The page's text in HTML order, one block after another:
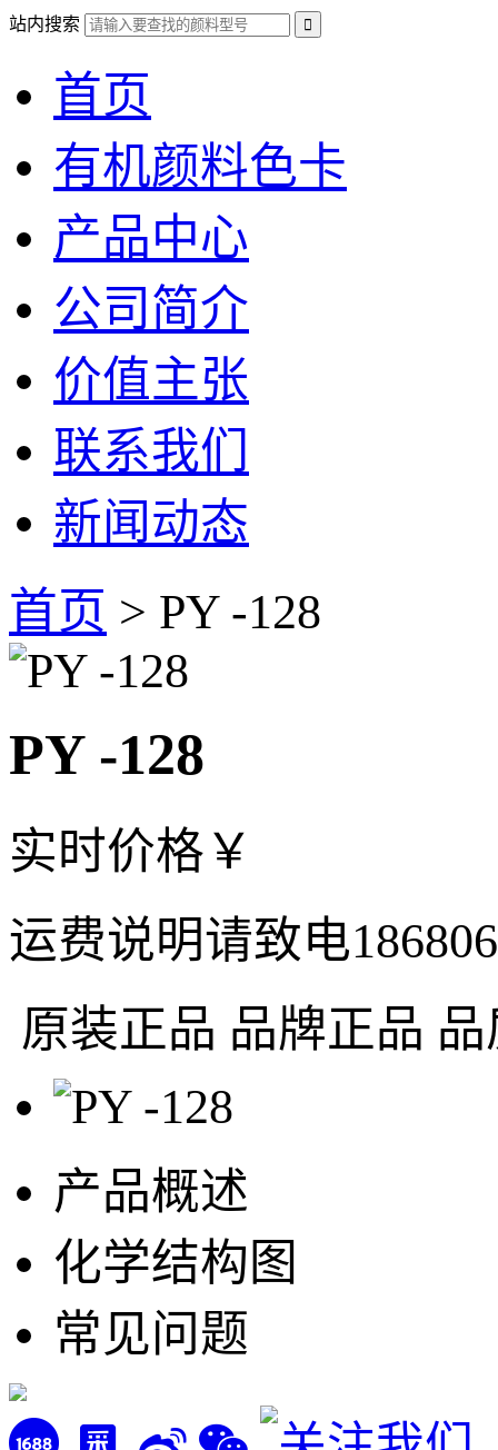
站内搜索
首页
有机颜料色卡
产品中心
公司简介
价值主张
联系我们
新闻动态
首页 > PY -128
PY -128
实时价格￥
运费说明请致电
原装正品 品牌正品
产品概述
化学结构图
常见问题